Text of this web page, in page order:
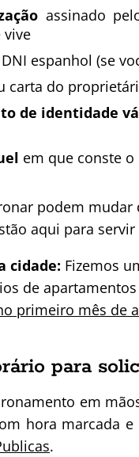
assinado
vive
espanhol (se
carta do
de identidade
em que conste
podem
aqui para
cidade: Fizemos
de
primeiro mês de
para
em
hora marcada
.